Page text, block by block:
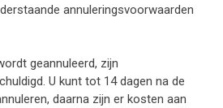
annuleringsvoorwaarden
geannuleerd, zijn
U kunt tot 14 dagen na de
daarna zijn er kosten aan